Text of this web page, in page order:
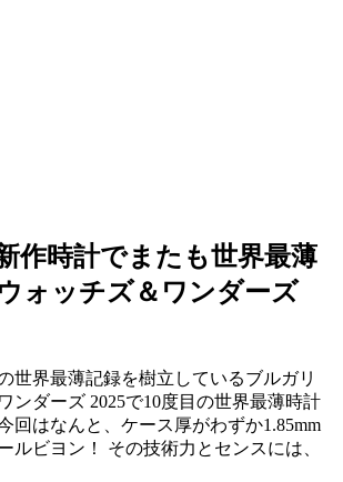
作時計でまたも世界最薄
ォッチズ＆ワンダーズ
世界最薄記録を樹立しているブルガリ
ンダーズ 2025で10度目の世界最薄時計
回はなんと、ケース厚がわずか1.85mm
ルビヨン！ その技術力とセンスには、